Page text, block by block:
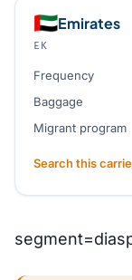
🇦🇪Emirates
EK
Frequency
Baggage
Migrant program
Search this